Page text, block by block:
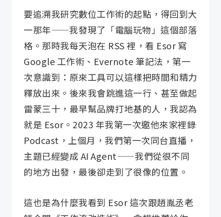
要追溯我研究數位工作術的起點，得回到大
一那年——我發現了「電腦玩物」這個部落
格。那時我每天泡在 RSS 裡，看 Esor 寫
Google 工作術、Evernote 筆記法，第一
次意識到：原來工具可以這樣把時間和精力
釋放出來。後來我會跳進這一行、甚至做起
雷蒙三十，最早幫品牌打地基的人，我認為
就是 Esor。2023 年我第一次邀他來家裡錄
Podcast，上個月，我們第一次同台直播，
主題已經變成 AI Agent——我們從很不同
的地方出發，最後卻走到了很像的位置。
這也是為什麼我看到 Esor 這次跟趙胤丞老